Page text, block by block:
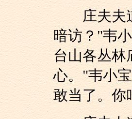
庄夫夫道
暗访？"韦
台山各丛林
心。"韦小
敢当了。你